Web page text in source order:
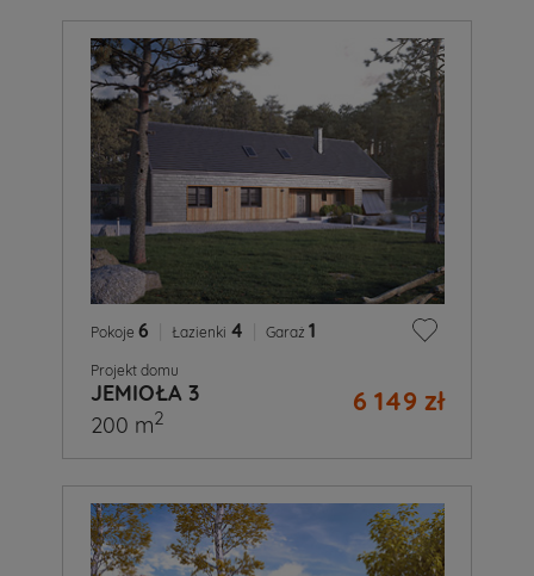
Pokoje 6 Łazienki 4 Garaż 1
Projekt domu
JEMIOŁA 3 6 149 zł
200 m2